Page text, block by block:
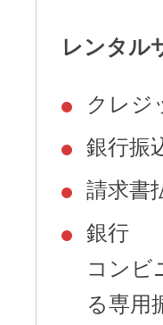
レンタル
クレジ
銀行振
請求書
銀行
コンビ
る専用